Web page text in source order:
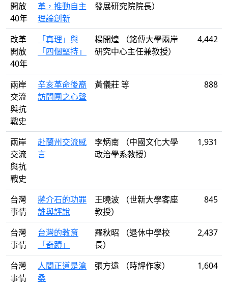
開放
40年
革，推動自主
理論創新
發展研究院院長）
改革
開放
40年
「真理」與
「四個堅持」
楊開煌 （銘傳大學兩岸
研究中心主任兼教授）
4,442
兩岸
交流
與抗
戰史
辛亥革命後裔
訪問團之心聲
黃儀莊 等 888
兩岸
交流
與抗
戰史
赴蘭州交流感
言
李炳南 （中國文化大學
政治學系教授）
1,931
台灣
事情
蔣介石的功罪
誰與評說
王曉波 （世新大學客座
教授）
845
台灣
事情
台灣的教育
「奇蹟」
羅秋昭 （退休中學校
長）
2,437
台灣
事情
人間正道是滄
桑
張方遠 （時評作家） 1,604